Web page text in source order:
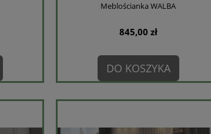
Meblościanka WALBA
845,00 zł
DO KOSZYKA